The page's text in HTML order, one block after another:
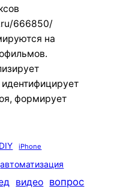
666850/
на
формирует
DIY iPhone
автоматизация
видео вопрос